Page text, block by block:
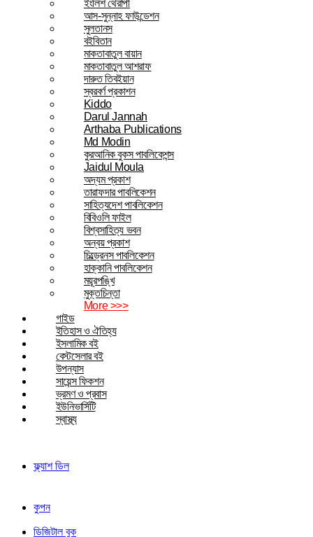
ইংলিশ থেরাপী
আস-সুন্নাহ ফাউন্ডেশন
সুলতানস
বইবিতান
মাকতাবাতুল বায়ান
মাকতাবাতুল আশরাফ
দারুত তিবইয়ান
স্বরবর্ণ প্রকাশন
Kiddo
Darul Jannah
Arthaba Publications
Md Modin
কুরআনিক বুকস পাবলিকেশন্স
Jaidul Moula
অদ্যম প্রকাশ
তারাফদার পাবলিকেশন
সাহিত্যদেশ পাবলিকেশন
বিবিওলি ফাইল
বিশ্বসাহিত্য ভবন
অন্বয় প্রকাশ
চিল্ড্রেনস পাবলিকেশন
হাক্কানি পাবলিকেশন
ময়ূরপঙ্খি
মুক্তচিন্তা
More >>>
গাইড
ইতিহাস ও ঐতিহ্য
ইসলামিক বই
বেস্টসেলার বই
উপন্যাস
সায়েন্স ফিকশন
ভ্রমণ ও প্রবাস
ইউনিভার্সিটি
স্বাস্থ্য
ফ্ল্যাশ ডিল
কুপন
ডিজিটাল বুক